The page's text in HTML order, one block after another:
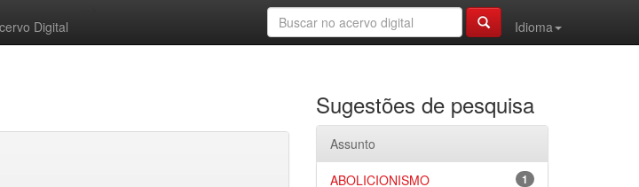
Digital
Idioma
Sugestões de pesquisa
Assunto
1
ABOLICIONISMO